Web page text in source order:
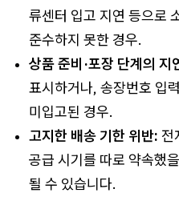
류센터 입고 지연 등으로
준수하지 못한 경우.
상품 준비·포장 단계의 지
표시하거나, 송장번호 입
미입고된 경우.
고지한 배송 기한 위반: 전
공급 시기를 따로 약속했
될 수 있습니다.